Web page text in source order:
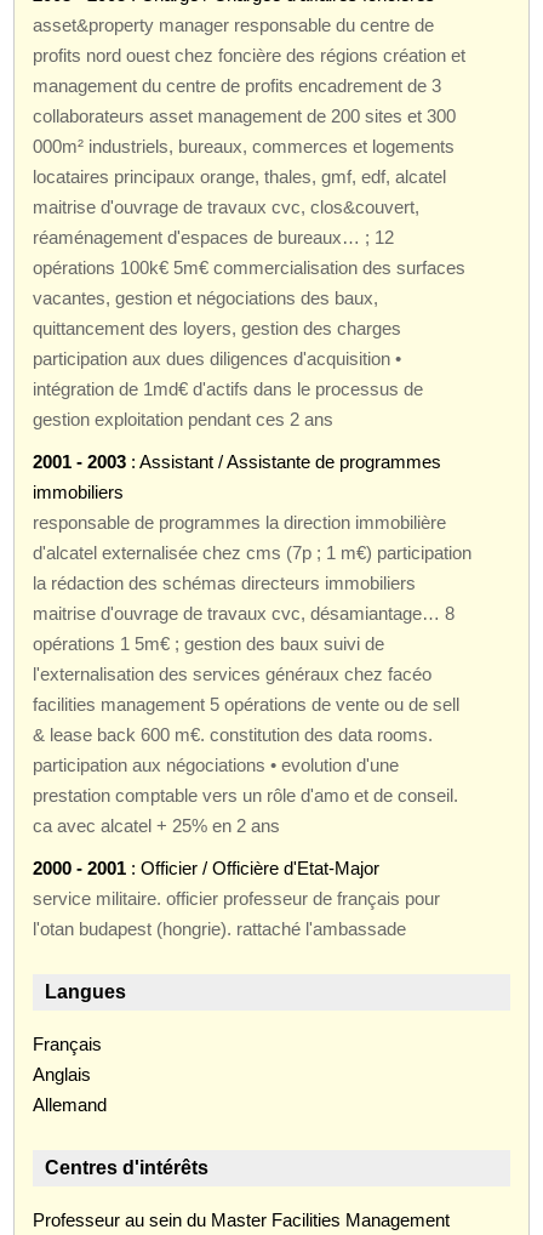
asset&property manager responsable du centre de
profits nord ouest chez foncière des régions création et
management du centre de profits encadrement de 3
collaborateurs asset management de 200 sites et 300
000m² industriels, bureaux, commerces et logements
locataires principaux orange, thales, gmf, edf, alcatel
maitrise d'ouvrage de travaux cvc, clos&couvert,
réaménagement d'espaces de bureaux… ; 12
opérations 100k€ 5m€ commercialisation des surfaces
vacantes, gestion et négociations des baux,
quittancement des loyers, gestion des charges
participation aux dues diligences d'acquisition •
intégration de 1md€ d'actifs dans le processus de
gestion exploitation pendant ces 2 ans
2001 - 2003 : Assistant / Assistante de programmes
immobiliers
responsable de programmes la direction immobilière
d'alcatel externalisée chez cms (7p ; 1 m€) participation
la rédaction des schémas directeurs immobiliers
maitrise d'ouvrage de travaux cvc, désamiantage… 8
opérations 1 5m€ ; gestion des baux suivi de
l'externalisation des services généraux chez facéo
facilities management 5 opérations de vente ou de sell
& lease back 600 m€. constitution des data rooms.
participation aux négociations • evolution d'une
prestation comptable vers un rôle d'amo et de conseil.
ca avec alcatel + 25% en 2 ans
2000 - 2001 : Officier / Officière d'Etat-Major
service militaire. officier professeur de français pour
l'otan budapest (hongrie). rattaché l'ambassade
Langues
Français
Anglais
Allemand
Centres d'intérêts
Professeur au sein du Master Facilities Management